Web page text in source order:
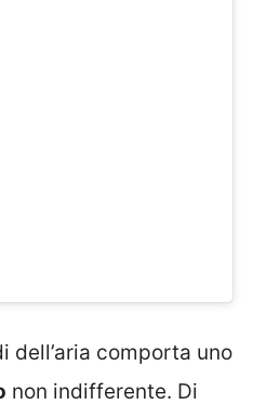
dell’aria comporta uno
non indifferente. Di